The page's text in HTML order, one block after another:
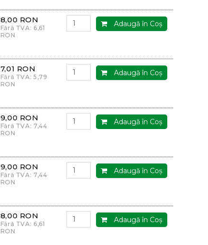
8,00 RON
Fără TVA: 6,61
RON
Adaugă în Coş
7,01 RON
Fără TVA: 5,79
RON
Adaugă în Coş
9,00 RON
Fără TVA: 7,44
RON
Adaugă în Coş
9,00 RON
Fără TVA: 7,44
RON
Adaugă în Coş
8,00 RON
Fără TVA: 6,61
RON
Adaugă în Coş